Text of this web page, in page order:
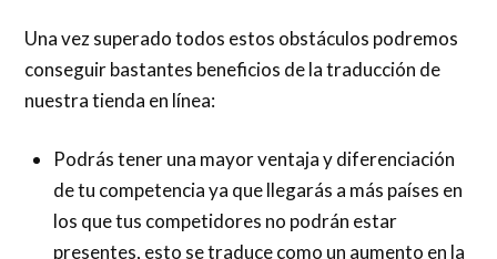
Una vez superado todos estos obstáculos podremos
conseguir bastantes beneficios de la traducción de
nuestra tienda en línea:
Podrás tener una mayor ventaja y diferenciación
de tu competencia ya que llegarás a más países en
los que tus competidores no podrán estar
presentes, esto se traduce como un aumento en la